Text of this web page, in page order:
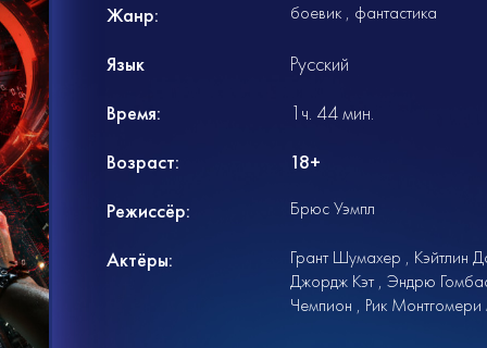
Жанр: боевик фантастика
Язык
Русский
Время:
1ч. 44 мин.
Возраст:
18+
Режиссёр:
Брюс Уэмпл
Актёры: Грант Шумахер
Кэйтлин
Джордж Кэт Эндрю
Чемпион
Рик Монтгомери